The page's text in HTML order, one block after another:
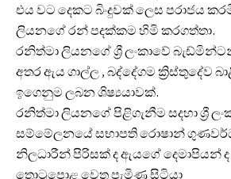
එය වට දෙකට බිංදුවක් ලෙස පරාජය
ලියනගේ රන් පදක්කම හිමි කරගත්තා.
රනිත්මා ලියනගේ ශ්‍රී ලංකාවේ
අතර ඇය ගාල්ල , බද්දේගම ක්‍රිස්තුදේව
ඉගෙනුම ලබන ශිෂ්‍යයාවක්.
රනිත්මා ලියනගේ පිළිගැනීම සදහා ශ්‍රී
සම්මේලනයේ සභාපති රොෂාන්
නිලධාරීන් පිරිසක් ද ඇයගේ දෙමාපියන්
තොටුපොළ වෙත පැමිණ සිටියා